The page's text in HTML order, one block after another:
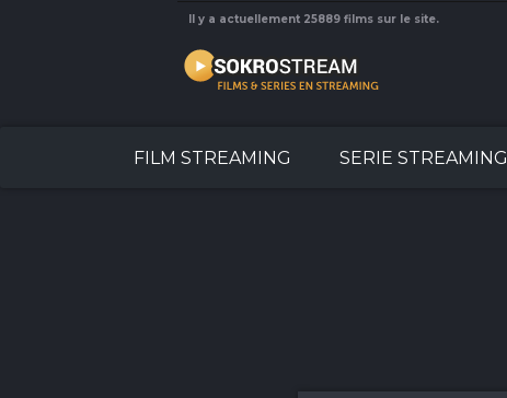
Il y a actuellement 25889 films sur le site.
FILM STREAMING SERIE STREAMING